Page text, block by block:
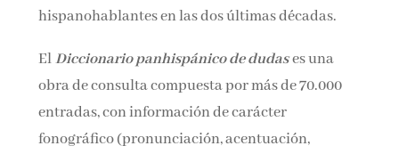
hispanohablantes en las dos últimas décadas.
El Diccionario panhispánico de dudases una
obra de consulta compuesta por más de 70.000
entradas, con información de carácter
fonográfico (pronunciación, acentuación,